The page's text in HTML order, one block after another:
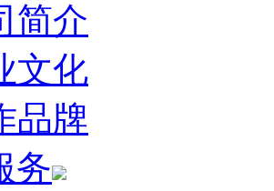
简介
文化
品牌
务